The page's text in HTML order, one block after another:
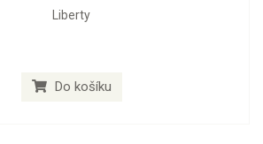
Liberty
Do košíku